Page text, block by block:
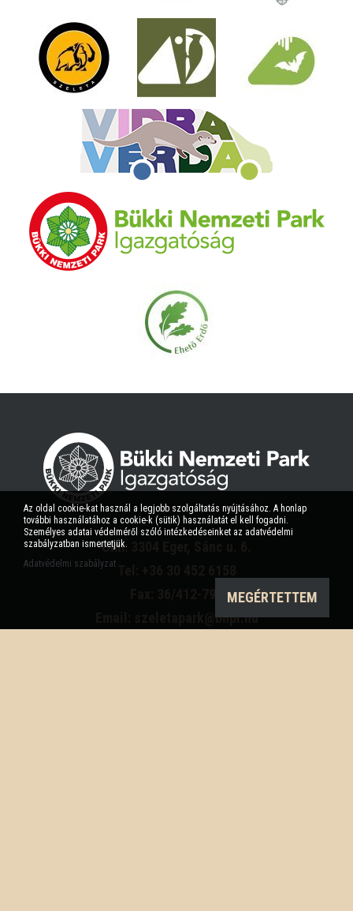
Cím: 3304 Eger, Sánc u. 6.
Email: szeletapark@bnpi.hu
Az oldal cookie-kat használ a legjobb szolgáltatás nyújtásához. A honlap
további használatához a cookie-k (sütik) használatát el kell fogadni.
Személyes adatai védelméről szóló intézkedéseinket az adatvédelmi
szabályzatban ismertetjük.
Adatvédelmi szabályzat
MEGÉRTETTEM